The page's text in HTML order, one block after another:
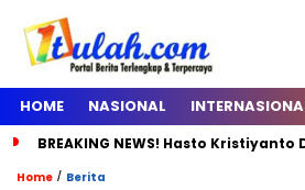
HOME NASIONAL
BREAKING NEWS! Hasto Kristiyanto
Home / Berita